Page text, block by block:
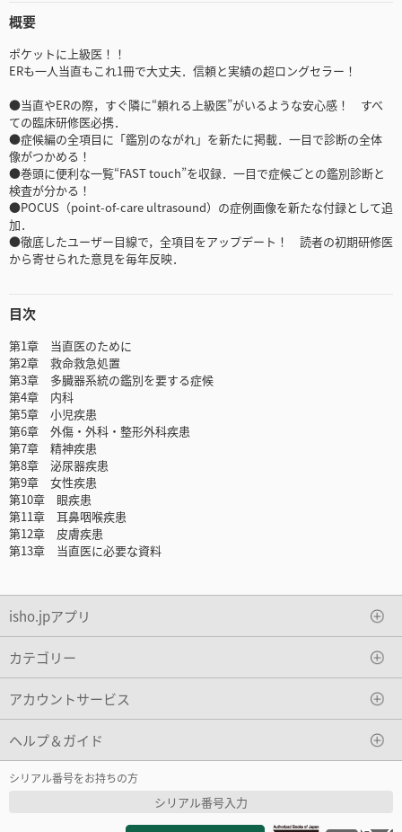
概要
ポケットに上級医！！
ERも一人当直もこれ1冊で大丈夫．信頼と実績の超ロングセラー！
●当直やERの際，すぐ隣に“頼れる上級医”がいるような安心感！ すべ
ての臨床研修医必携．
●症候編の全項目に「鑑別のながれ」を新たに掲載．一目で診断の全体
像がつかめる！
●巻頭に便利な一覧“FAST touch”を収録．一目で症候ごとの鑑別診断と
検査が分かる！
●POCUS（point-of-care ultrasound）の症例画像を新たな付録として追
加．
●徹底したユーザー目線で，全項目をアップデート！ 読者の初期研修医
から寄せられた意見を毎年反映．
目次
第1章 当直医のために
第2章 救命救急処置
第3章 多臓器系統の鑑別を要する症候
第4章 内科
第5章 小児疾患
第6章 外傷・外科・整形外科疾患
第7章 精神疾患
第8章 泌尿器疾患
第9章 女性疾患
第10章 眼疾患
第11章 耳鼻咽喉疾患
第12章 皮膚疾患
第13章 当直医に必要な資料
isho.jpアプリ
カテゴリー
アカウントサービス
ヘルプ＆ガイド
シリアル番号をお持ちの方
シリアル番号入力